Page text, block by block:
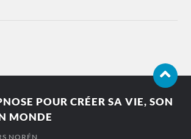
POUR CRÉER SA VIE, SON
MONDE
NORÉN